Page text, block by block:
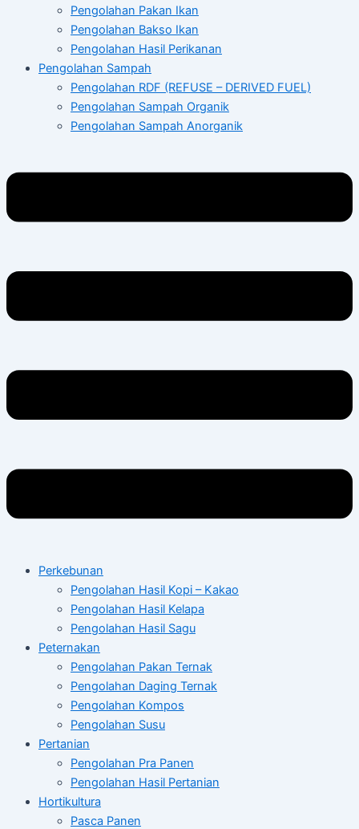
Pengolahan Pakan Ikan
Pengolahan Bakso Ikan
Pengolahan Hasil Perikanan
Pengolahan Sampah
Pengolahan RDF (REFUSE – DERIVED FUEL)
Pengolahan Sampah Organik
Pengolahan Sampah Anorganik
Perkebunan
Pengolahan Hasil Kopi – Kakao
Pengolahan Hasil Kelapa
Pengolahan Hasil Sagu
Peternakan
Pengolahan Pakan Ternak
Pengolahan Daging Ternak
Pengolahan Kompos
Pengolahan Susu
Pertanian
Pengolahan Pra Panen
Pengolahan Hasil Pertanian
Hortikultura
Pasca Panen